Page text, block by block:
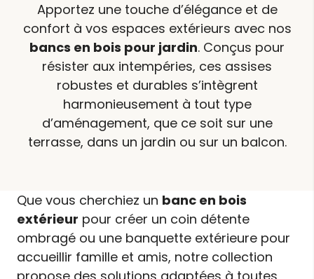
Apportez une touche d’élégance et de
confort à vos espaces extérieurs avec nos
bancs en bois pour jardin. Conçus pour
résister aux intempéries, ces assises
robustes et durables s’intègrent
harmonieusement à tout type
d’aménagement, que ce soit sur une
terrasse, dans un jardin ou sur un balcon.
Que vous cherchiez un banc en bois
extérieur pour créer un coin détente
ombragé ou une banquette extérieure pour
accueillir famille et amis, notre collection